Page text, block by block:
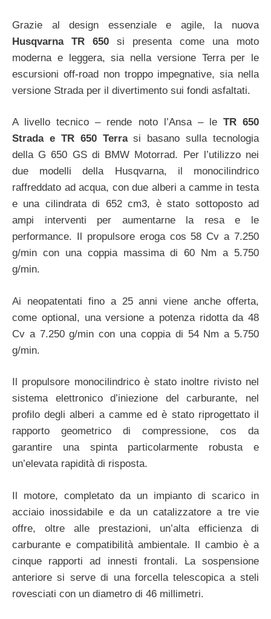
Grazie al design essenziale e agile, la nuova
Husqvarna TR 650 si presenta come una moto
moderna e leggera, sia nella versione Terra per le
escursioni off-road non troppo impegnative, sia nella
versione Strada per il divertimento sui fondi asfaltati.
A livello tecnico – rende noto l’Ansa – le TR 650
Strada e TR 650 Terrasi basano sulla tecnologia
della G 650 GS di BMW Motorrad. Per l’utilizzo nei
due modelli della Husqvarna, il monocilindrico
raffreddato ad acqua, con due alberi a camme in testa
e una cilindrata di 652 cm3, è stato sottoposto ad
ampi interventi per aumentarne la resa e le
performance. Il propulsore eroga cos 58 Cv a 7.250
g/min con una coppia massima di 60 Nm a 5.750
g/min.
Ai neopatentati fino a 25 anni viene anche offerta,
come optional, una versione a potenza ridotta da 48
Cv a 7.250 g/min con una coppia di 54 Nm a 5.750
g/min.
Il propulsore monocilindrico è stato inoltre rivisto nel
sistema elettronico d’iniezione del carburante, nel
profilo degli alberi a camme ed è stato riprogettato il
rapporto geometrico di compressione, cos da
garantire una spinta particolarmente robusta e
un’elevata rapidità di risposta.
Il motore, completato da un impianto di scarico in
acciaio inossidabile e da un catalizzatore a tre vie
offre, oltre alle prestazioni, un’alta efficienza di
carburante e compatibilità ambientale. Il cambio è a
cinque rapporti ad innesti frontali. La sospensione
anteriore si serve di una forcella telescopica a steli
rovesciati con un diametro di 46 millimetri.